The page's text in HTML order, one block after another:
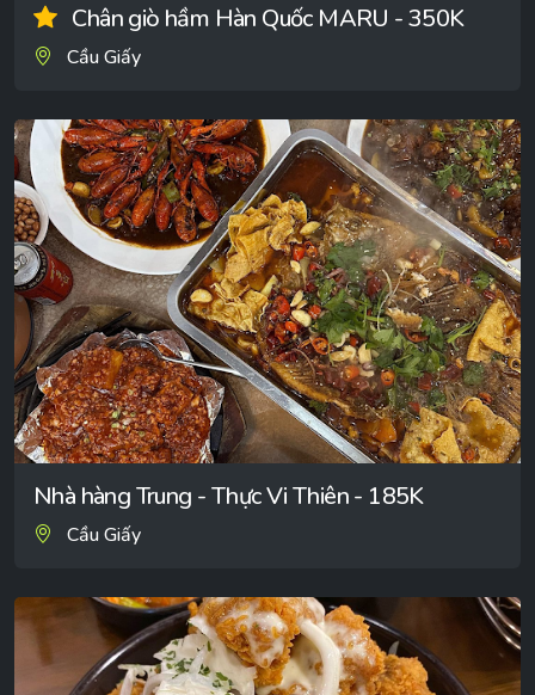
Chân giò hầm Hàn Quốc MARU - 350K
Cầu Giấy
Nhà hàng Trung - Thực Vi Thiên - 185K
Cầu Giấy